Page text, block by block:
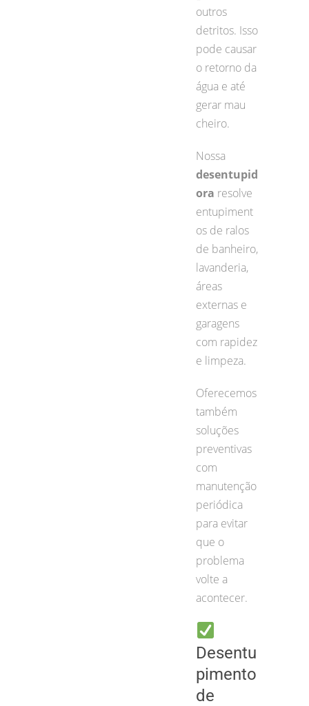
outros
detritos. Isso
pode causar
o retorno da
água e até
gerar mau
cheiro.
Nossa
desentupid
ora resolve
entupiment
os de ralos
de banheiro,
lavanderia,
áreas
externas e
garagens
com rapidez
e limpeza.
Oferecemos
também
soluções
preventivas
com
manutenção
periódica
para evitar
que o
problema
volte a
acontecer.
Desentu
pimento
de